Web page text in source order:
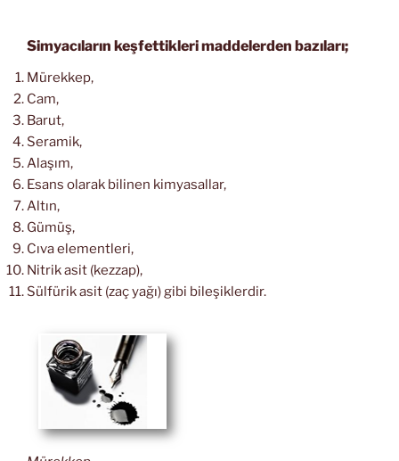
Simyacıların keşfettikleri maddelerden bazıları;
Mürekkep,
Cam,
Barut,
Seramik,
Alaşım,
Esans olarak bilinen kimyasallar,
Altın,
Gümüş,
Cıva elementleri,
Nitrik asit (kezzap),
Sülfürik asit (zaç yağı) gibi bileşiklerdir.